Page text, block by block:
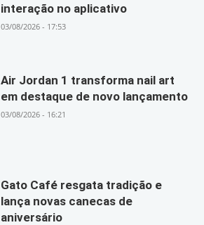
interação no aplicativo
03/08/2026 - 17:53
Air Jordan 1 transforma nail art
em destaque de novo lançamento
03/08/2026 - 16:21
Gato Café resgata tradição e
lança novas canecas de
aniversário